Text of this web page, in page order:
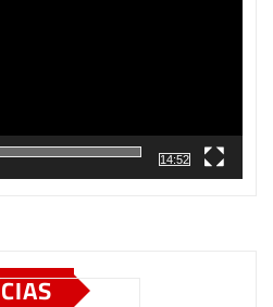
14:52